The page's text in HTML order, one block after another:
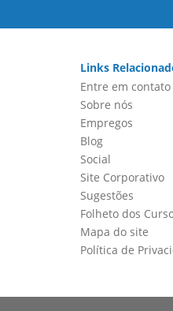
Links
Entre em contato
Sobre nós
Empregos
Blog
Social
Site Corporativo
Sugestões
Folheto dos
Mapa do site
Política de